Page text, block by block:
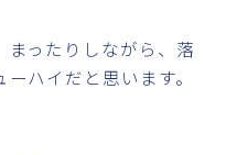
まったりしながら、落
ハイだと思います。